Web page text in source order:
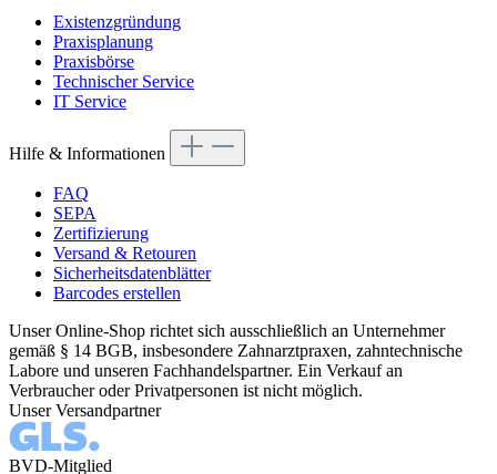
Existenzgründung
Praxisplanung
Praxisbörse
Technischer Service
IT Service
Hilfe & Informationen
FAQ
SEPA
Zertifizierung
Versand & Retouren
Sicherheitsdatenblätter
Barcodes erstellen
Unser Online-Shop richtet sich ausschließlich an Unternehmer
gemäß § 14 BGB, insbesondere Zahnarztpraxen, zahntechnische
Labore und unseren Fachhandelspartner. Ein Verkauf an
Verbraucher oder Privatpersonen ist nicht möglich.
Unser Versandpartner
BVD-Mitglied